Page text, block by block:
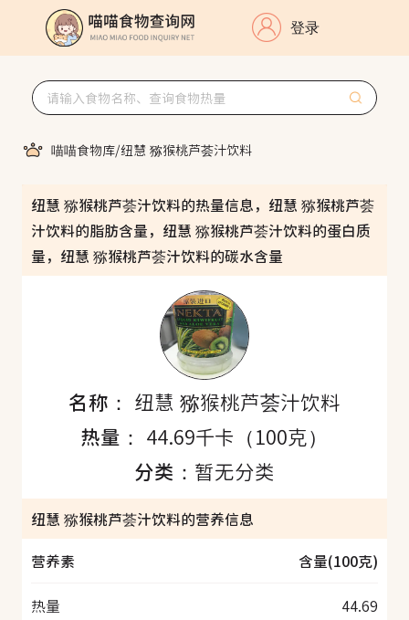
登录
喵喵食物库/纽慧 猕猴桃芦荟汁饮料
纽慧 猕猴桃芦荟汁饮料的热量信息，纽慧 猕猴桃芦荟
汁饮料的脂肪含量，纽慧 猕猴桃芦荟汁饮料的蛋白质
量，纽慧 猕猴桃芦荟汁饮料的碳水含量
名称： 纽慧 猕猴桃芦荟汁饮料
热量： 44.69千卡（100克）
分类： 暂无分类
纽慧 猕猴桃芦荟汁饮料的营养信息
营养素
含量(100克)
热量 44.69